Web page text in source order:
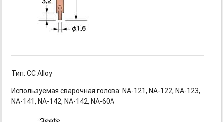
Тип: CC Alloy
Используемая сварочная голова:NA-121, NA-122, NA-123,
NA-141, NA-142, NA-142, NA-60A